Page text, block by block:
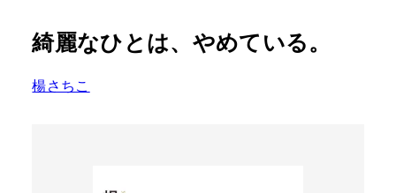
綺麗なひとは、やめている。
楊さちこ